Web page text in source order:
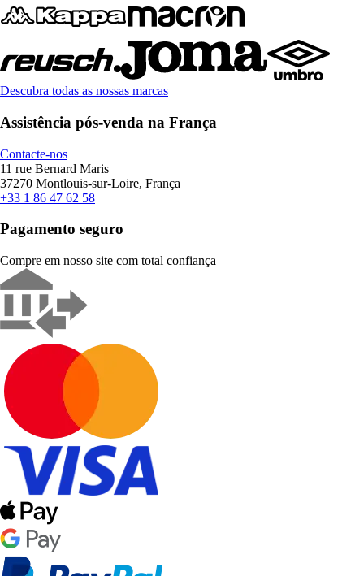
Descubra todas as nossas marcas
Assistência pós-venda na França
Contacte-nos
11 rue Bernard Maris
37270 Montlouis-sur-Loire, França
+33 1 86 47 62 58
Pagamento seguro
Compre em nosso site com total confiança